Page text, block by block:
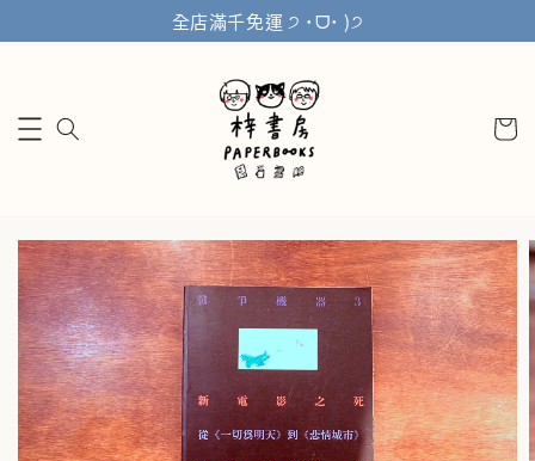
全店滿千免運 ੭ ˙ᗜ˙ )੭